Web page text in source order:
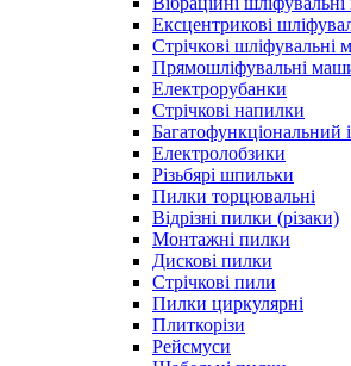
Ексцентрикові
Стрічкові шліфувальні
Прямошліфувальні
Електрорубанки
Стрічкові напилки
Багатофункціональний
Електролобзики
Різьбярі шпильки
Пилки торцювальні
Відрізні пилки (різаки)
Монтажні пилки
Дискові пилки
Стрічкові пили
Пилки циркулярні
Плиткорізи
Рейсмуси